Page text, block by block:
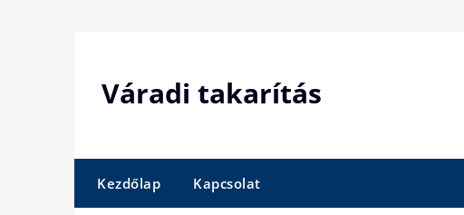
Váradi takarítás
Kezdőlap Kapcsolat